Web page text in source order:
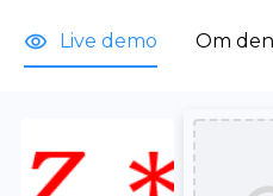
Live demo Om